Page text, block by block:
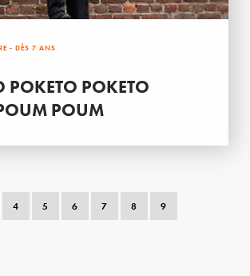
- DÈS 7 ANS
POKETO POKETO
POUM
4 5 6 7 8 9